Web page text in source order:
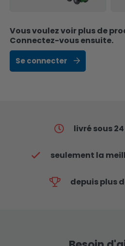
Vous voulez voir plus de
Connectez-vous ensuite.
Se connecter
livré sous
seulement la
depuis plus